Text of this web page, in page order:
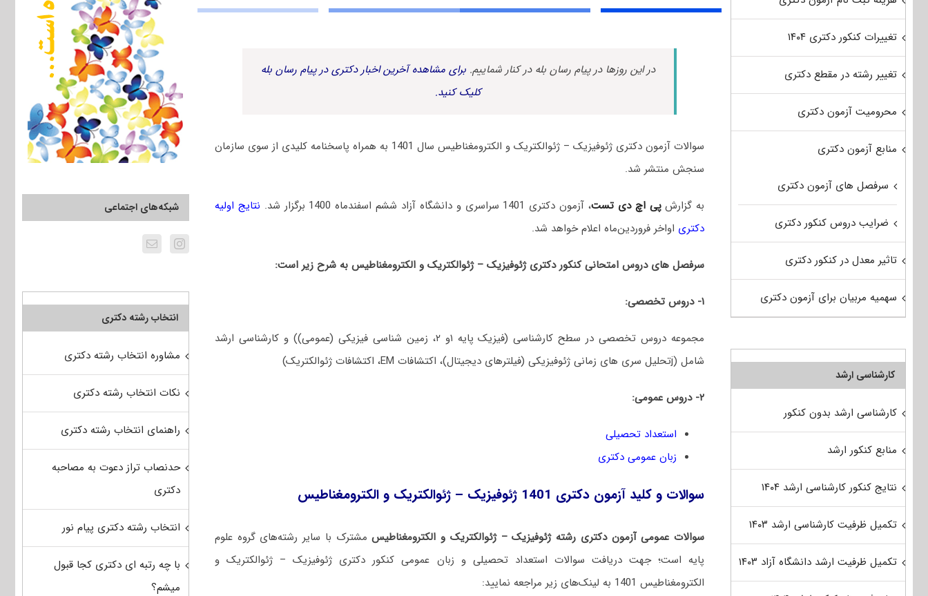
در این روزها در پیام رسان بله در کنار شماییم. برای مشاهده آخرین اخبار دکتری در پیام رسان بله
کلیک کنید.
سوالات آزمون دکتری ژئوفیزیک – ژئوالکتریک و الکترومغناطیس سال 1401 به همراه پاسخنامه کلیدی از سوی سازمان
سنجش منتشر شد.
به گزارشپی اچ دی تست، آزمون دکتری 1401 سراسری و دانشگاه آزاد ششم اسفندماه 1400 برگزار شد.
نتایج اولیه
دکتری اواخر فروردین‌ماه اعلام خواهد شد.
سرفصل های دروس امتحانی کنکور دکتری ژئوفیزیک – ژئوالکتریک و الکترومغناطیس به شرح زیر است:
۱- دروس تخصصی:
مجموعه دروس تخصصی در سطح کارشناسی (فیزیک پایه ۱و ۲، زمین شناسی فیزیکی (عمومی)) و کارشناسی ارشد
شامل (jتحلیل سری های زمانی ژئوفیزیکی (فیلترهای دیجیتال)، اکتشافات EM، اکتشافات ژئوالکتریک)
۲- دروس عمومی:
استعداد تحصیلی
زبان عمومی دکتری
سوالات و کلید آزمون دکتری 1401 ژئوفیزیک – ژئوالکتریک و الکترومغناطیس
سوالات عمومی آزمون دکتری رشته ژئوفیزیک – ژئوالکتریک و الکترومغناطیسمشترک با سایر رشته‌های گروه علوم
پایه است؛ جهت دریافت سوالات استعداد تحصیلی و زبان عمومی کنکور دکتری ژئوفیزیک – ژئوالکتریک و
الکترومغناطیس 1401 به لینک‌های زیر مراجعه نمایید:
شبکه‌های اجتماعی
انتخاب رشته دکتری
مشاوره انتخاب رشته دکتری
نکات انتخاب رشته دکتری
راهنمای انتخاب رشته دکتری
حدنصاب تراز دعوت به مصاحبه
دکتری
انتخاب رشته دکتری پیام نور
با چه رتبه ای دکتری کجا قبول
میشم؟
تغییرات کنکور دکتری ۱۴۰۴
تغییر رشته در مقطع دکتری
محرومیت آزمون دکتری
منابع آزمون دکتری
سرفصل های آزمون دکتری
ضرایب دروس کنکور دکتری
تاثیر معدل در کنکور دکتری
سهمیه مربیان برای آزمون دکتری
کارشناسی ارشد
کارشناسی ارشد بدون کنکور
منابع کنکور ارشد
نتایج کنکور کارشناسی ارشد ۱۴۰۴
تکمیل ظرفیت کارشناسی ارشد ۱۴۰۳
تکمیل ظرفیت ارشد دانشگاه آزاد ۱۴۰۳